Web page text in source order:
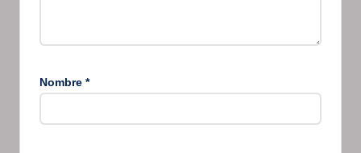
Nombre *